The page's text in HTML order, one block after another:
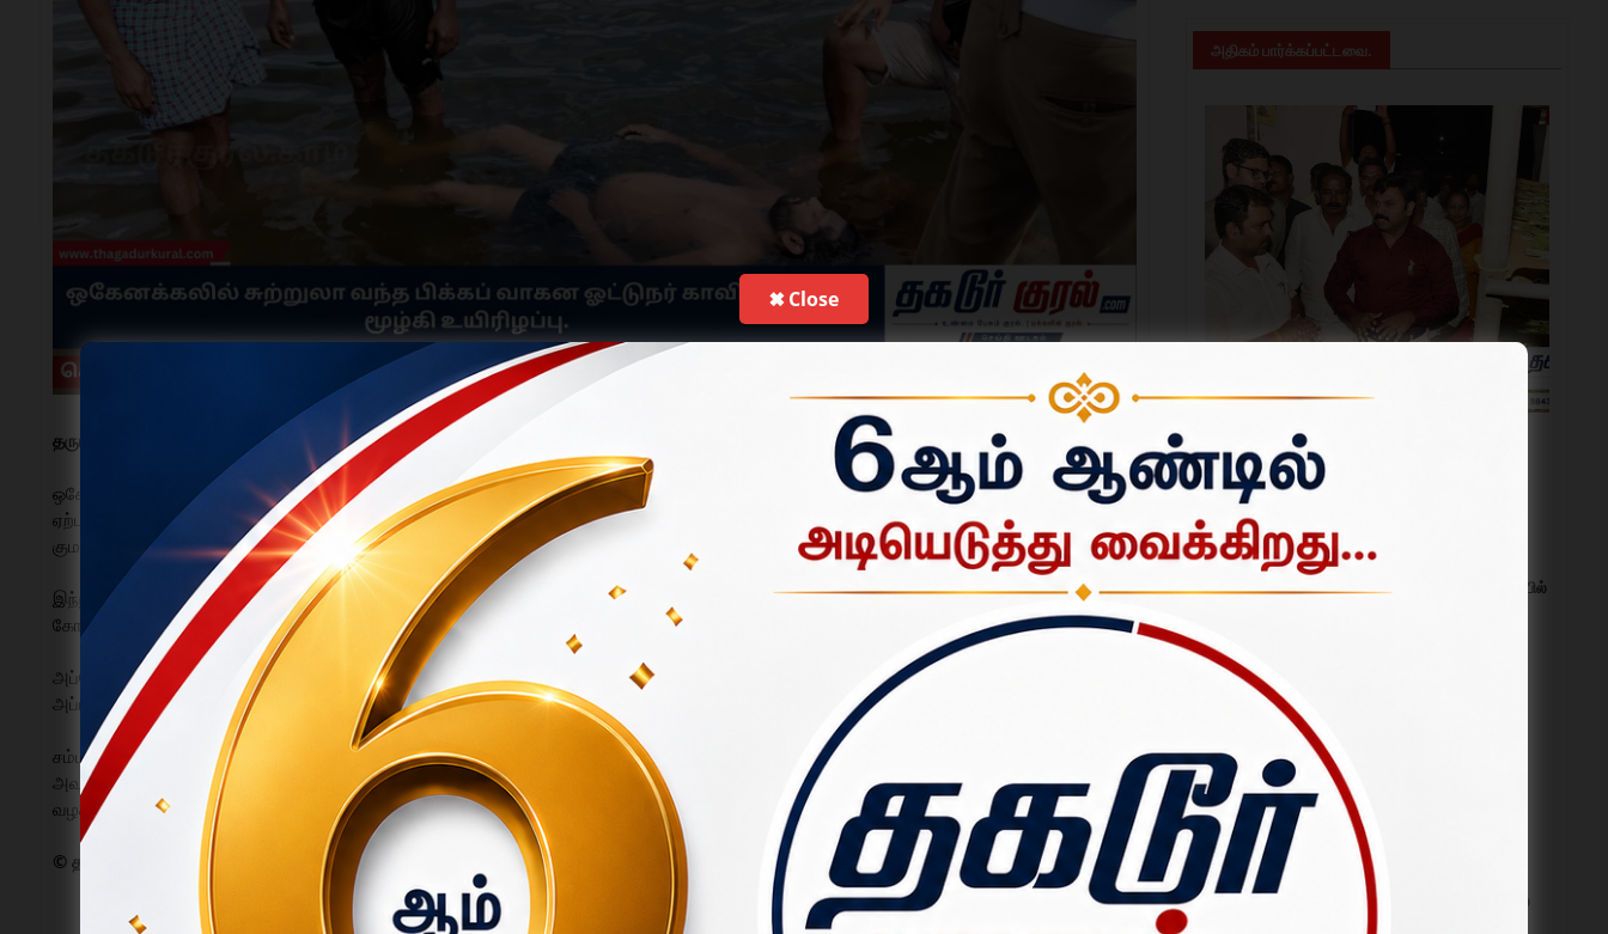
தருமபுரி, ஜூன் 7:
ஒகேனக்கலுக்கு சுற்றுலா வந்த பிக்கப் வாகன ஓட்டுநர் ஒருவர் காவிரியாற்றில் குளித்தபோது நீரில் மூழ்கி உயிரிழந்த சம்பவம் சோகத்தை
ஏற்படுத்தியுள்ளது. கிருஷ்ணகிரி மாவட்டம் ஓசூர் அருகே உள்ள ஆவளப்பள்ளி, தோட்டக்கரை பகுதியைச் சேர்ந்தவர் பண்டரிநாதன். இவரது மகன்
குமார் (35). இவர் ஓசூரில் உள்ள தனியார் நிறுவனத்தில் பிக்கப் வாகன ஓட்டுநராக பணியாற்றி வந்தார்.
இந்நிலையில், குமார் தனது நண்பர் குமரேசனுடன் நேற்று மகேந்திரா பிக்கப் வாகனத்தில் ஒகேனக்கலுக்கு சுற்றுலா வந்துள்ளார். ஊட்டமலை ஐயப்பன்
கோவில் தெருவில் வாகனத்தை நிறுத்திவிட்டு, பரிசல் துறை அருகே உள்ள காவிரியாற்றில் இருவரும் குளித்துக் கொண்டிருந்தனர்.
அப்போது, குமார் ஆழமான பகுதிக்குச் சென்று குளித்தபோது திடீரென நீரில் மூழ்கி மாயமானார். இதனால் அதிர்ச்சியடைந்த அவரது நண்பர் மற்றும்
அப்பகுதியினர் உடனடியாக ஒகேனக்கல் தீயணைப்பு மற்றும் மீட்புப் பணித் துறையினருக்கு தகவல் தெரிவித்தனர்.
சம்பவ இடத்திற்கு விரைந்து வந்த தீயணைப்பு வீரர்கள், உள்ளூர் மக்களின் உதவியுடன் தேடுதல் பணியில் ஈடுபட்டு குமாரை சடலமாக மீட்டனர். பின்னர்
அவரது உடல் பிரேத பரிசோதனைக்காக அரசு மருத்துவமனைக்கு அனுப்பி வைக்கப்பட்டது. இந்த சம்பவம் தொடர்பாக ஒகேனக்கல் காவல்துறையினர்
வழக்குப் பதிவு செய்து விசாரணை மேற்கொண்டு வருகின்றனர்.
© தகடூர்குரல்.காம் | செய்தி மற்றும் விளம்பர தொடர்புக்கு : 9843 663 662
அதிகம் பார்க்கப்பட்டவை.
தருமபுரியில் பட்டுவளர்ச்சித் துறை பணிகளை
அமைச்சர் பெ. மதன்ராஜா ஆய்வு; ரூ.19.20 கோடி
பட்டுக்கூடு அங்காடி பணிகள் பார்வை.
ஜூலை 31, 2026
தருமபுரி அருகே தனியார் கல்லூரியில்
மக்கள் தொகை கணக்கெடுப்பு –
2027: முதல் கட்ட வீட்டுப் பட்டியல்
கணக்கெடுப்பு ஆகஸ்ட் 1 முதல்
தொடக்கம்.
ஜூலை 31, 2026
உதயநிதி ஸ்டாலின் கைது:
பாலக்கோட்டில் திமுகவினர் சாலை
மறியல்; 200-க்கும் மேற்பட்டோர்
✖ Close